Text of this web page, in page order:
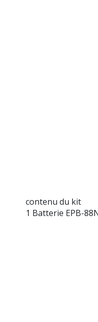
contenu du kit
1 Batterie EPB-